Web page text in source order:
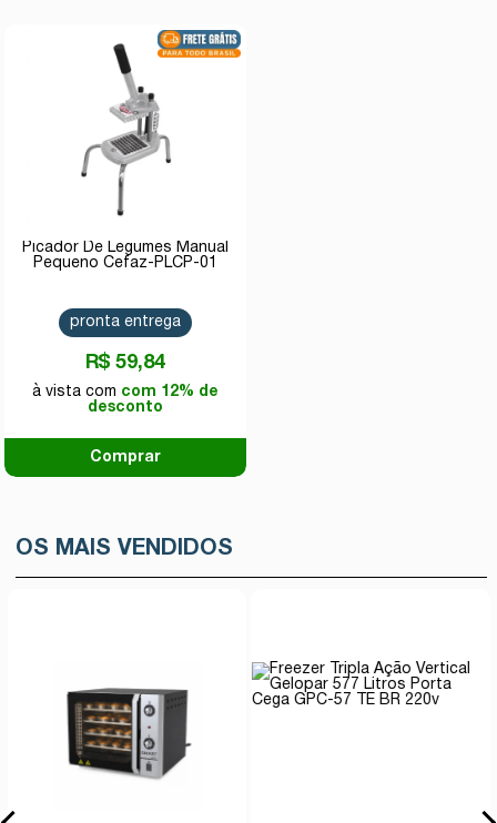
Picador De Legumes Manual
Pequeno Cefaz-PLCP-01
R$ 59,84
com 12% de
desconto
pronta entrega
Comprar
OS MAIS VENDIDOS